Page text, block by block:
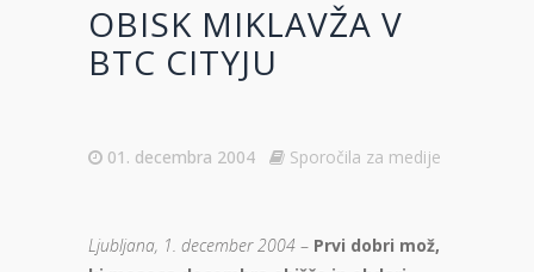
OBISK MIKLAVŽA V
BTC CITYJU
01. decembra 2004 Sporočila za medije
Ljubljana, 1. december 2004 – Prvi dobri mož,